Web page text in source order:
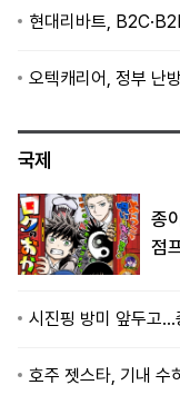
현대리바트,
오텍캐리어, 정부 난
국제
종
점
시진핑 방미 앞두고…
호주 젯스타, 기내 수